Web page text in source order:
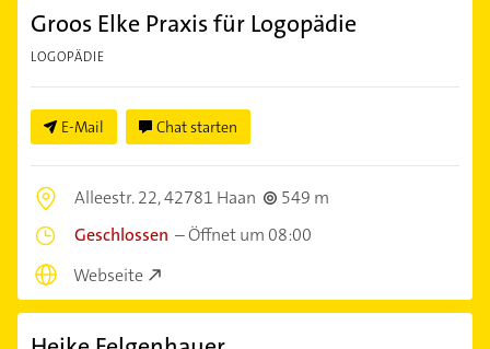
Groos Elke Praxis für Logopädie
LOGOPÄDIE
E-Mail Chat starten
Alleestr. 22,42781 Haan
549 m
Geschlossen –Öffnet um 08:00
Webseite